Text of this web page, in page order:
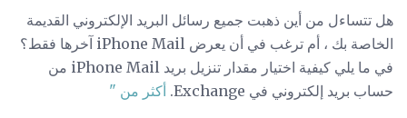
هل تتساءل من أين ذهبت جميع رسائل البريد الإلكتروني القديمة
الخاصة بك ، أم ترغب في أن يعرض iPhone Mail آخرها فقط؟
في ما يلي كيفية اختيار مقدار تنزيل بريد iPhone Mail من
حساب بريد إلكتروني في Exchange.
أكثر من "